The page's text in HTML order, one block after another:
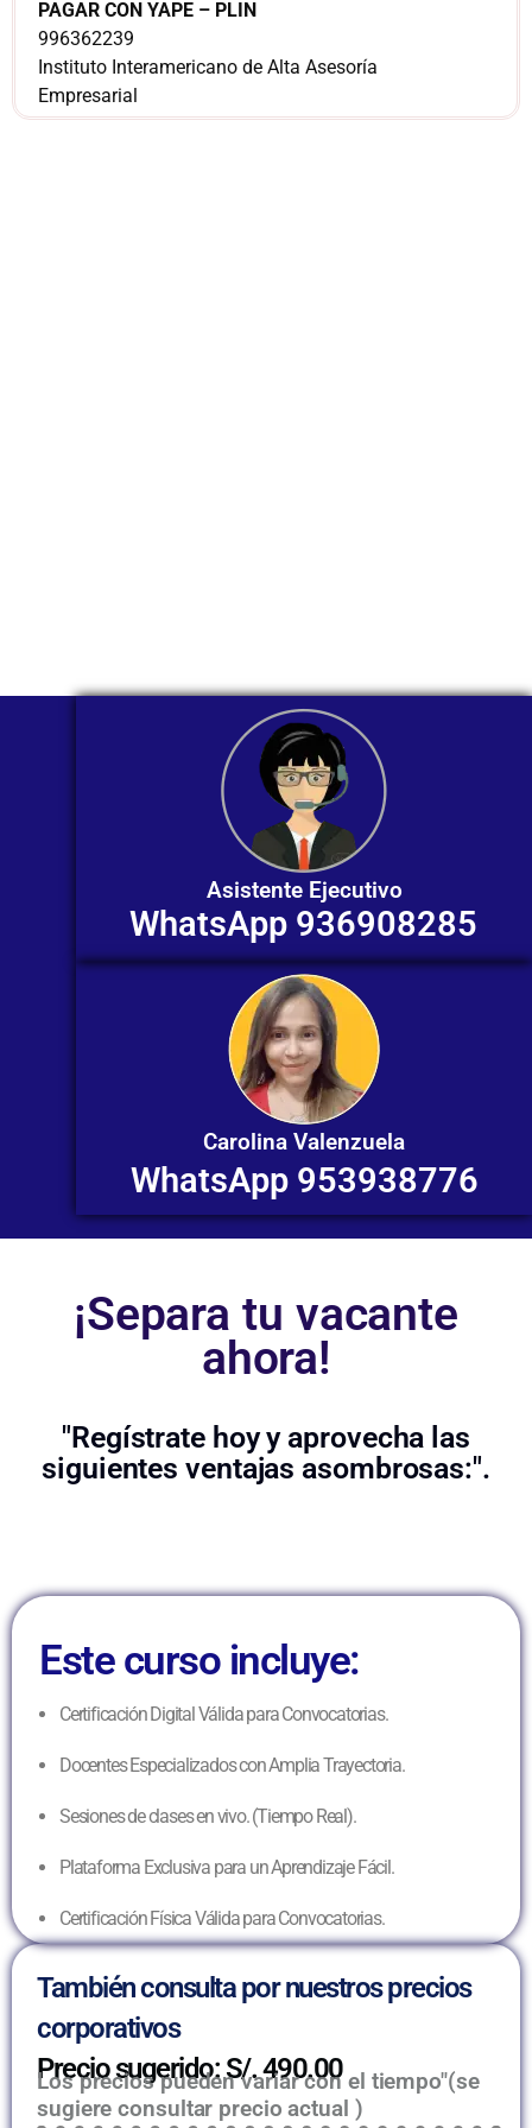
PAGAR CON YAPE – PLIN
996362239
Instituto Interamericano de Alta Asesoría
Empresarial
Asistente Ejecutivo
WhatsApp 936908285
Carolina Valenzuela
WhatsApp 953938776
¡Separa tu vacante
ahora!
"Regístrate hoy y aprovecha las
siguientes ventajas asombrosas:".
Este curso incluye:
Certificación Digital Válida para Convocatorias.
Docentes Especializados con Amplia Trayectoria.
Sesiones de clases en vivo. (Tiempo Real).
Plataforma Exclusiva para un Aprendizaje Fácil.
Certificación Física Válida para Convocatorias.
También consulta por nuestros precios
corporativos
Precio sugerido: S/. 490.00
Los precios pueden variar con el tiempo"(se
sugiere consultar precio actual )